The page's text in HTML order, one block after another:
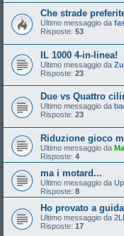
Che strade
Ultimo messaggio da
Risposte: 53
IL 1000 4-in-linea!
Ultimo messaggio da
Risposte: 23
Due vs Quattro
Ultimo messaggio da
Risposte: 23
Riduzione gioco
Ultimo messaggio da
Risposte: 4
ma i motard...
Ultimo messaggio da
Risposte: 8
Ho provato a
Ultimo messaggio da
Risposte: 17